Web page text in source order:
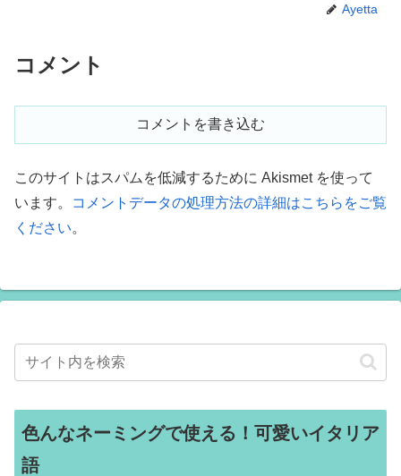
Ayetta
コメント
コメントを書き込む
このサイトはスパムを低減するために Akismet を使って
います。
コメントデータの処理方法の詳細はこちらをご覧
ください。
色んなネーミングで使える！可愛いイタリア
語